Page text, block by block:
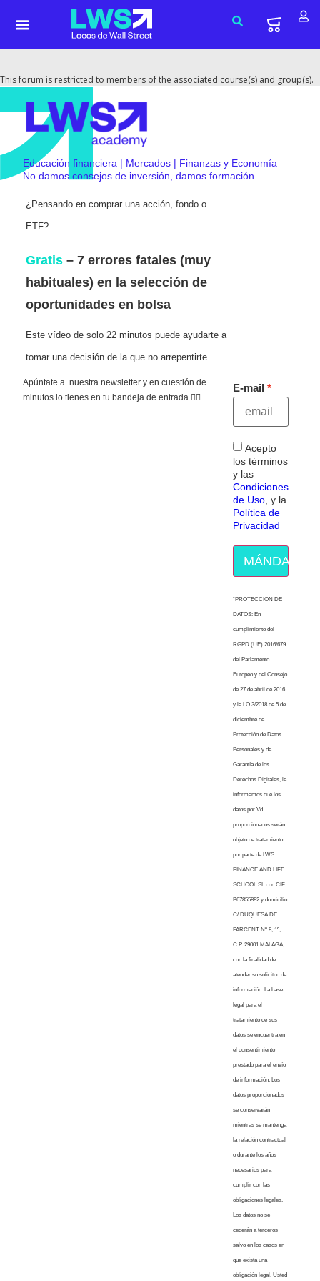
This forum is restricted to members of the associated course(s) and group(s).
Educación financiera | Mercados | Finanzas y Economía
No damos consejos de inversión, damos formación
¿Pensando en comprar una acción, fondo o
ETF?
Gratis – 7 errores fatales (muy
habituales) en la selección de
oportunidades en bolsa
Este vídeo de solo 22 minutos puede ayudarte a
tomar una decisión de la que no arrepentirte.
Apúntate a nuestra newsletter y en cuestión de
minutos lo tienes en tu bandeja de entrada 👇🏻
E-mail
Acepto
los términos
y las
Condiciones
de Uso, y la
Política de
Privacidad
MÁNDAME
“PROTECCION DE
DATOS: En
cumplimiento del
RGPD (UE) 2016/679
del Parlamento
Europeo y del Consejo
de 27 de abril de 2016
y la LO 3/2018 de 5 de
diciembre de
Protección de Datos
Personales y de
Garantía de los
Derechos Digitales, le
informamos que los
datos por Vd.
proporcionados serán
objeto de tratamiento
por parte de LWS
FINANCE AND LIFE
SCHOOL SL con CIF
B67855882 y domicilio
C/ DUQUESA DE
PARCENT Nº 8, 1º,
C.P. 29001 MALAGA,
con la finalidad de
atender su solicitud de
información. La base
legal para el
tratamiento de sus
datos se encuentra en
el consentimiento
prestado para el envío
de información. Los
datos proporcionados
se conservarán
mientras se mantenga
la relación contractual
o durante los años
necesarios para
cumplir con las
obligaciones legales.
Los datos no se
cederán a terceros
salvo en los casos en
que exista una
obligación legal. Usted